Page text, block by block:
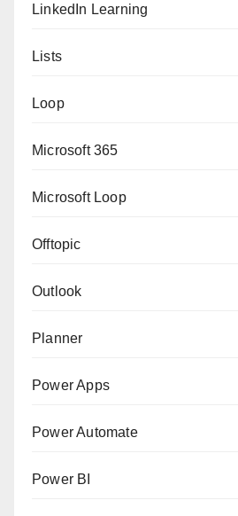
LinkedIn Learning
Lists
Loop
Microsoft 365
Microsoft Loop
Offtopic
Outlook
Planner
Power Apps
Power Automate
Power BI